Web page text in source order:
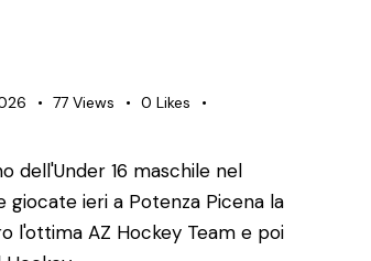
77 Views 0 Likes
dell'Under 16 maschile nel
ieri a Potenza Picena la
l'ottima AZ Hockey Team e poi